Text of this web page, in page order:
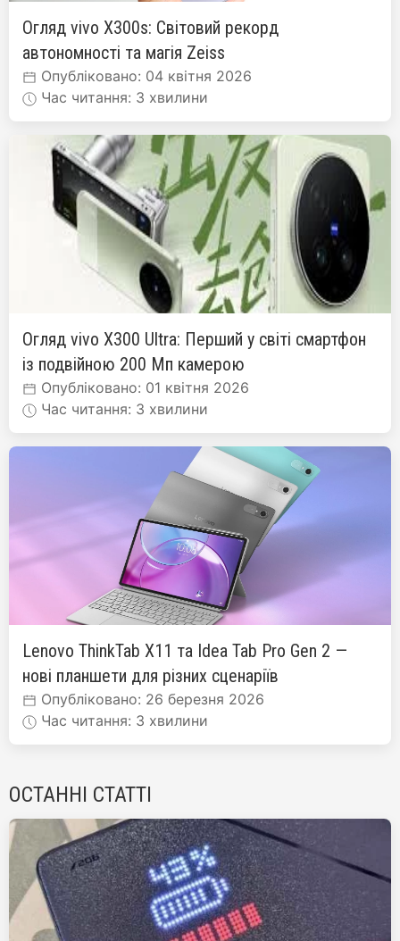
Огляд vivo X300s: Світовий рекорд
автономності та магія Zeiss
Опубліковано: 04 квітня 2026
Час читання: 3 хвилини
Огляд vivo X300 Ultra: Перший у світі смартфон
із подвійною 200 Мп камерою
Опубліковано: 01 квітня 2026
Час читання: 3 хвилини
Lenovo ThinkTab X11 та Idea Tab Pro Gen 2 —
нові планшети для різних сценаріїв
Опубліковано: 26 березня 2026
Час читання: 3 хвилини
ОСТАННІ СТАТТІ